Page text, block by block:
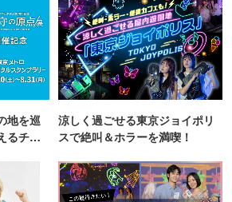
地を巡
るチャ
涼しく過ごせる東京ジョイポリ
スで絶叫＆ホラーを満喫！